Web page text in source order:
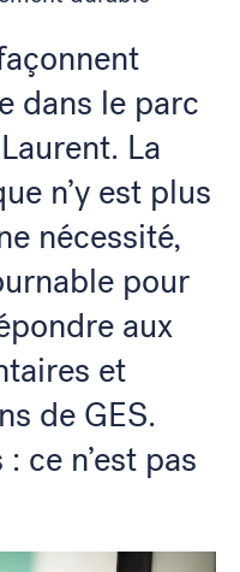
dans le parc
La
n’y est plus
nécessité,
pour
aux
et
de GES.
ce n’est pas